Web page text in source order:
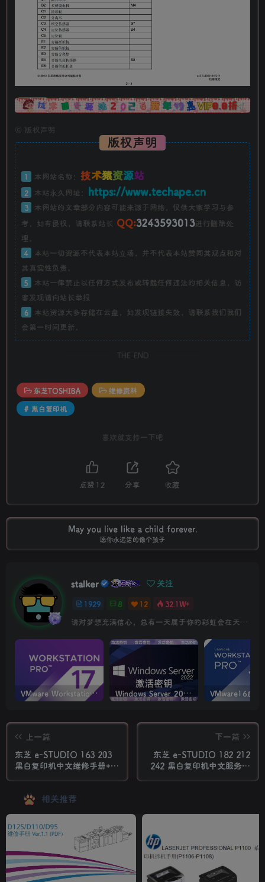
广告
© 版权声明
版权声明
1 本网站名称： 技术猿资源站
2 本站永久网址： https://www.techape.cn
3
本网站的文章部分内容可能来源于网络，仅供大家学习与参
考，如有侵权，请联系站长 QQ:3243593013进行删除处
理。
4
本站一切资源不代表本站立场，并不代表本站赞同其观点和对
其真实性负责。
5
本站一律禁止以任何方式发布或转载任何违法的相关信息，访
客发现请向站长举报
6
本站资源大多存储在云盘，如发现链接失效，请联系我们我们
会第一时间更新。
THE END
东芝TOSHIBA
维修资料
# 黑白复印机
喜欢就支持一下吧
点赞 12 分享 收藏
May you live like a child forever.
愿你永远活的像个孩子
stalker 关注
1929 8 12
32.1W+
请对梦想充满信心，总有一天属于你的彩虹会在天空微笑
VMware Workstation PRO v17.6.4 正式版_虚拟机(带激活密钥) Windows Server 2022激活密钥 2024 5月更新
上一篇
东芝 e-STUDIO 163 203
黑白复印机中文维修手册+代
下一篇
东芝 e-STUDIO 182 212
242 黑白复印机中文服务维
相关推荐